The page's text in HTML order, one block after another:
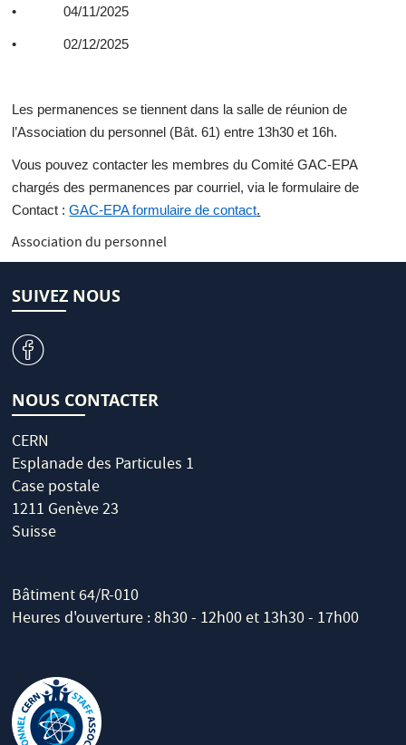
• 04/11/2025
• 02/12/2025
Les permanences se tiennent dans la salle de réunion de
l’Association du personnel (Bât. 61) entre 13h30 et 16h.
Vous pouvez contacter les membres du Comité GAC-EPA
chargés des permanences par courriel, via le formulaire de
Contact :GAC-EPA formulaire de contact.
Association du personnel
SUIVEZ NOUS
v
NOUS CONTACTER
CERN
Esplanade des Particules 1
Case postale
1211 Genève 23
Suisse
Bâtiment 64/R-010
Heures d'ouverture : 8h30 - 12h00 et 13h30 - 17h00